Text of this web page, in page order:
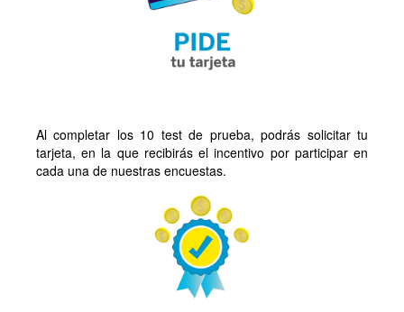
Al completar los 10 test de prueba, podrás solicitar tu
tarjeta, en la que recibirás el incentivo por participar en
cada una de nuestras encuestas.